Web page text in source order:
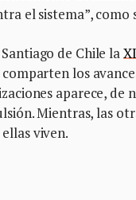
el sistema”, como
de Chile la
comparten los
aparece,
Mientras, las
viven.